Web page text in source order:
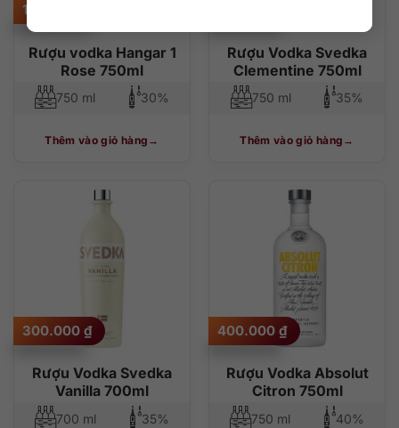
Rượu vodka Hangar 1
Rose 750ml
1.100.000
750 ml 30%
Thêm vào giỏ hàng
Rượu Vodka Svedka
Clementine 750ml
750 ml 35%
Thêm vào giỏ hàng
Rượu Vodka Svedka
Vanilla 700ml
300.000 ₫
700 ml 35%
Rượu Vodka Absolut
Citron 750ml
400.000 ₫
750 ml 40%